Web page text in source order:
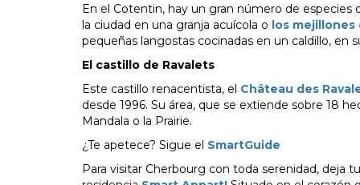
En el Cotentin, hay un gran número de especies
la ciudad en una granja acuícola o los mejillones
pequeñas langostas cocinadas en un caldillo, en
El castillo de Ravalets
Este castillo renacentista, el Château des
desde 1996. Su área, que se extiende sobre 18
Mandala o la Prairie.
¿Te apetece? Sigue el SmartGuide
Para visitar Cherbourg con toda serenidad, deja